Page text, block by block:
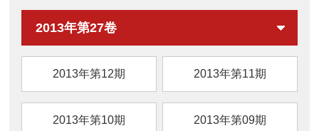
2013年第27卷
2013年第12期 2013年第11期
2013年第10期 2013年第09期